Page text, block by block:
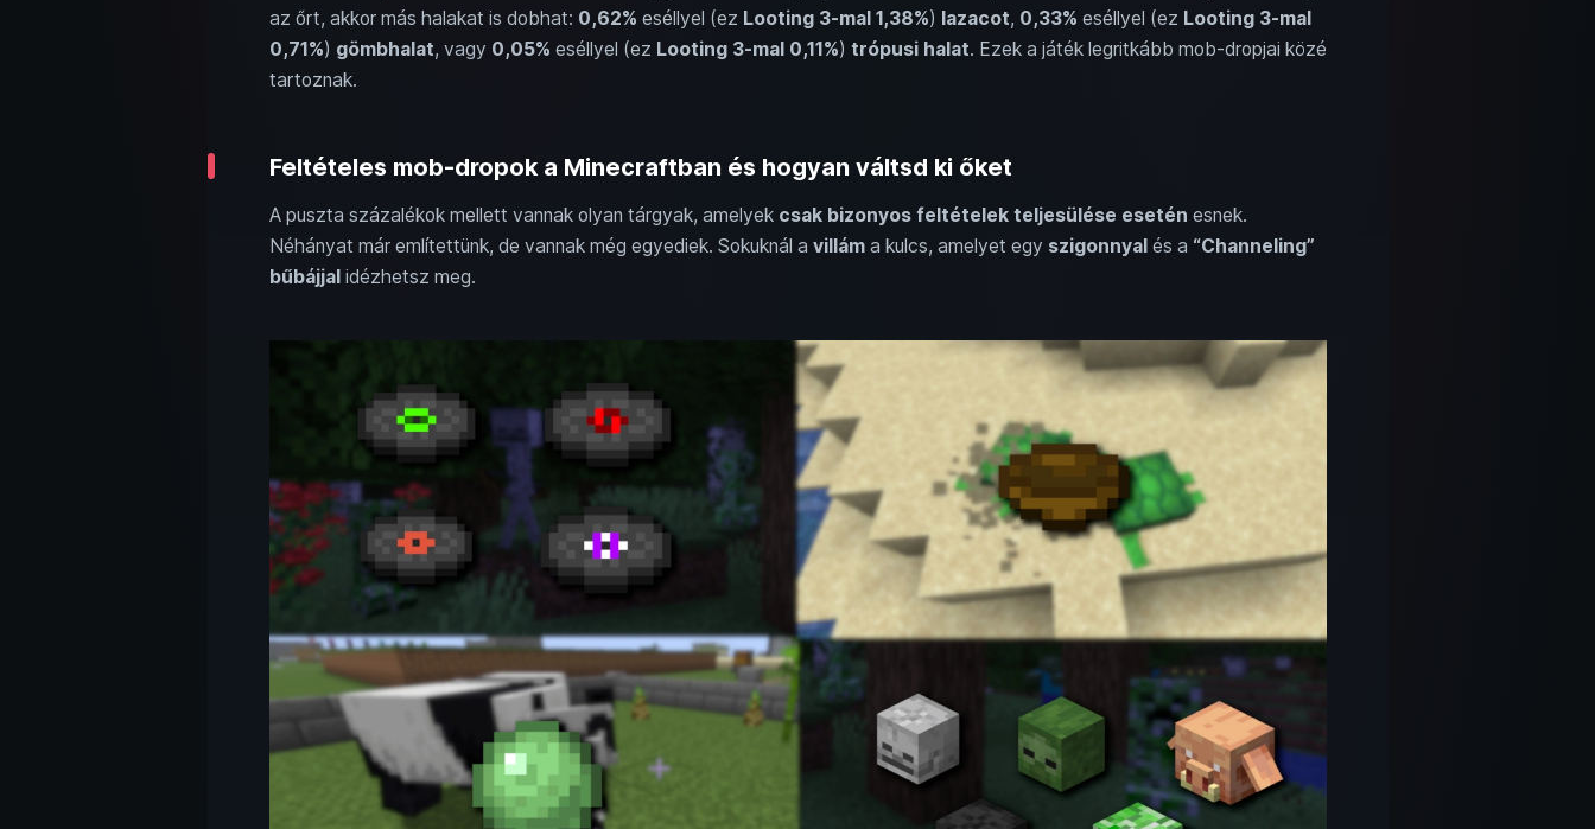
az őrt, akkor más halakat is dobhat: 0,62% eséllyel (ez Looting 3-mal 1,38%) lazacot, 0,33% eséllyel (ez Looting 3-mal
0,71%) gömbhalat, vagy 0,05% eséllyel (ez Looting 3-mal 0,11%) trópusi halat. Ezek a játék legritkább mob-dropjai közé
tartoznak.
Feltételes mob-dropok a Minecraftban és hogyan váltsd ki őket
A puszta százalékok mellett vannak olyan tárgyak, amelyek csak bizonyos feltételek teljesülése esetén esnek.
Néhányat már említettünk, de vannak még egyediek. Sokuknál a villáma kulcs, amelyet egy szigonnyalés a “Channeling”
bűbájjalidézhetsz meg.